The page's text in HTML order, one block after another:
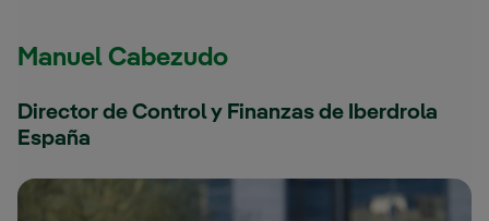
Manuel Cabezudo
Director de Control y Finanzas de Iberdrola
España